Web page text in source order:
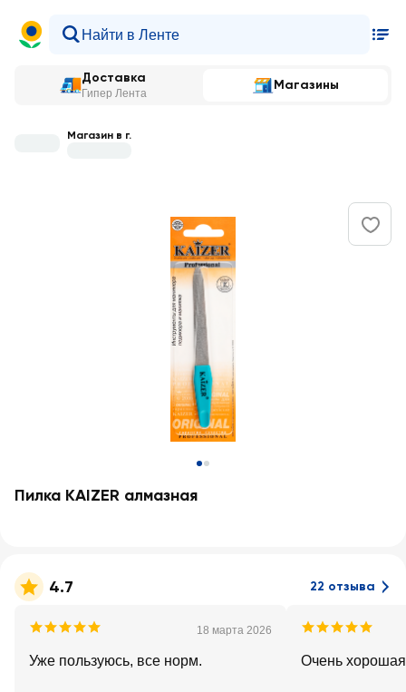
Доставка
Гипер Лента
Магазины
Магазин в г.
Пилка KAIZER алмазная
4.7 22 отзыва
18 марта 2026
Уже пользуюсь, все норм. Очень